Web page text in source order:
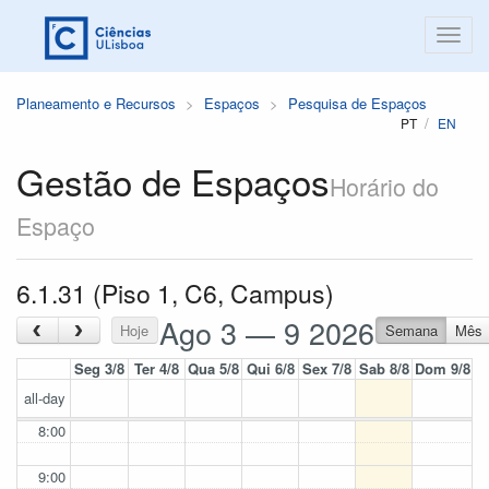
Planeamento e Recursos Espaços Pesquisa de Espaços
PT EN
Gestão de EspaçosHorário do
Espaço
6.1.31 (Piso 1, C6, Campus)
‹ › Hoje Ago 3 — 9 2026 Semana
Mês
Seg 3/8 Ter 4/8 Qua 5/8 Qui 6/8 Sex 7/8 Sab 8/8 Dom 9/8
all-day
8:00
9:00